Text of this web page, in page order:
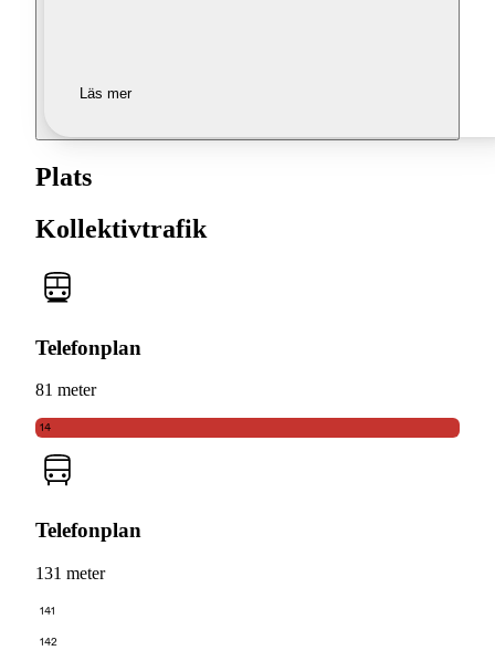
Läs mer
Plats
Kollektivtrafik
Telefonplan
81 meter
14
Telefonplan
131 meter
141
142